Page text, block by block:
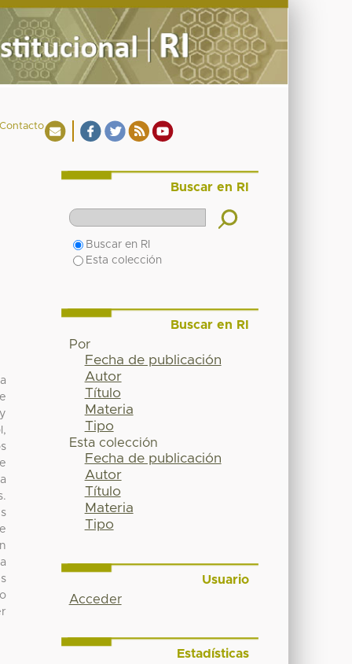
Contacto
Buscar en RI
Buscar en RI
Esta colección
Buscar en RI
Por
Fecha de publicación
Autor
Título
Materia
Tipo
Esta colección
Fecha de publicación
Autor
Título
Materia
Tipo
Usuario
Acceder
Estadísticas